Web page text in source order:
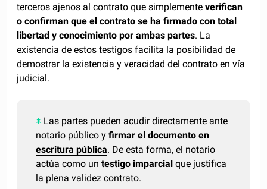
terceros ajenos al contrato que simplementeverifican
o confirman que el contrato se ha firmado con total
libertad y conocimiento por ambas partes. La
existencia de estos testigos facilita la posibilidad de
demostrar la existencia y veracidad del contrato en vía
judicial.
Las partes pueden acudir directamente ante
notario público y firmar el documento en
escritura pública. De esta forma, el notario
actúa como un testigo imparcial que justifica
la plena validez contrato.